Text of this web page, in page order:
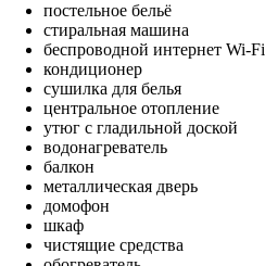
постельное бельё
стиральная машина
беспроводной интернет Wi-Fi
кондиционер
сушилка для белья
центральное отопление
утюг с гладильной доской
водонагреватель
балкон
металлическая дверь
домофон
шкаф
чистящие средства